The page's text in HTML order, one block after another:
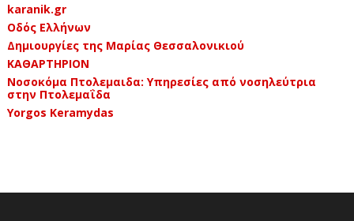
karanik.gr
Οδός Ελλήνων
Δημιουργίες της Μαρίας Θεσσαλονικιού
ΚΑΘΑΡΤΗΡΙΟΝ
Νοσοκόμα Πτολεμαιδα: Υπηρεσίες από νοσηλεύτρια
στην Πτολεμαΐδα
Yorgos Keramydas